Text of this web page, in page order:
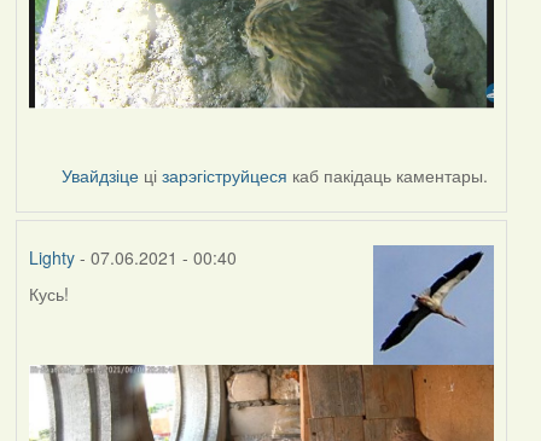
Увайдзіце цізарэгіструйцеся каб пакідаць каментары.
Lighty- 07.06.2021 - 00:40
Кусь!